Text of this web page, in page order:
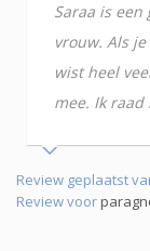
Saraa is
vrouw. Als
wist heel
mee. Ik raad
Review geplaatst
Review voor